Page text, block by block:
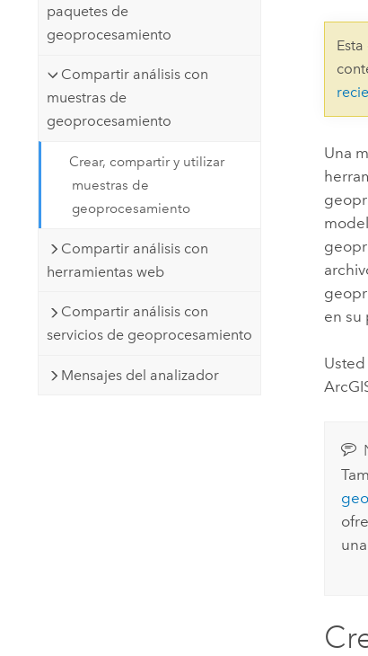
Tecnología para desarrolladores
representación cartográfica y
análisis espacial
Todos los productos
paquetes de
geoprocesamiento
Compartir análisis con
muestras de
geoprocesamiento
Crear, compartir y utilizar
muestras de
geoprocesamiento
Compartir análisis con
herramientas web
Compartir análisis con
servicios de geoprocesamiento
Mensajes del analizador
Una
en